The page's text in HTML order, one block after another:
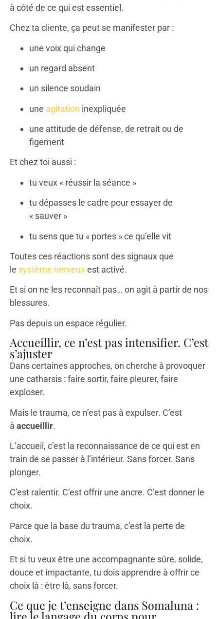
à côté de ce qui est essentiel.
Chez ta cliente, ça peut se manifester par :
une voix qui change
un regard absent
un silence soudain
une agitation inexpliquée
une attitude de défense, de retrait ou de
figement
Et chez toi aussi :
tu veux « réussir la séance »
tu dépasses le cadre pour essayer de
« sauver »
tu sens que tu « portes » ce qu’elle vit
Toutes ces réactions sont des signaux que
le système nerveuxest activé.
Et si on ne les reconnaît pas… on agit à partir de nos
blessures.
Pas depuis un espace régulier.
Accueillir, ce n’est pas intensifier. C’est
s’ajuster
Dans certaines approches, on cherche à provoquer
une catharsis : faire sortir, faire pleurer, faire
exploser.
Mais le trauma, ce n’est pas à expulser. C’est
à accueillir.
L’accueil, c’est la reconnaissance de ce qui est en
train de se passer à l’intérieur. Sans forcer. Sans
plonger.
C’est ralentir. C’est offrir une ancre. C’est donner le
choix.
Parce que la base du trauma, c’est la perte de
choix.
Et si tu veux être une accompagnante sûre, solide,
douce et impactante, tu dois apprendre à offrir ce
choix là : être là, sans forcer.
Ce que je t’enseigne dans Somaluna :